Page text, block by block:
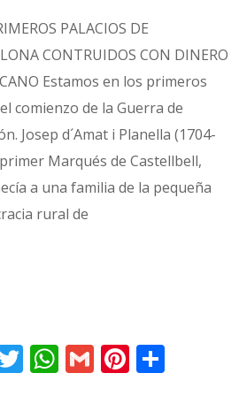
PALACIOS DE
CONTRUIDOS CON DINERO
Estamos en los primeros
comienzo de la Guerra de
Josep d´Amat i Planella (1704-
Marqués de Castellbell,
a una familia de la pequeña
rural de
Twitter
WhatsApp
GmailPinterest